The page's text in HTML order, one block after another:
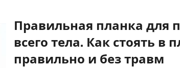
Правильная планка для
всего тела. Как стоять в
правильно и без травм